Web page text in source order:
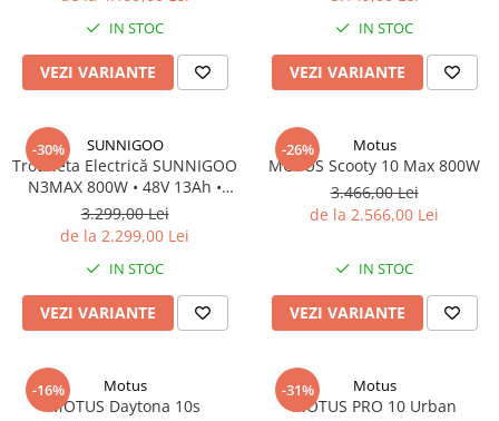
IN STOC
VEZI VARIANTE
IN STOC
VEZI VARIANTE
-30% SUNNIGOO
Trotineta Electrică SUNNIGOO
N3MAX 800W • 48V 13Ah •
45km/h • 10” Off-Road • Cu Șa
3.299,00 Lei
de la 2.299,00 Lei
IN STOC
VEZI VARIANTE
-26% Motus
MOTUS Scooty 10 Max 800W
3.466,00 Lei
de la 2.566,00 Lei
IN STOC
VEZI VARIANTE
-16% Motus
MOTUS Daytona 10s
-31% Motus
MOTUS PRO 10 Urban